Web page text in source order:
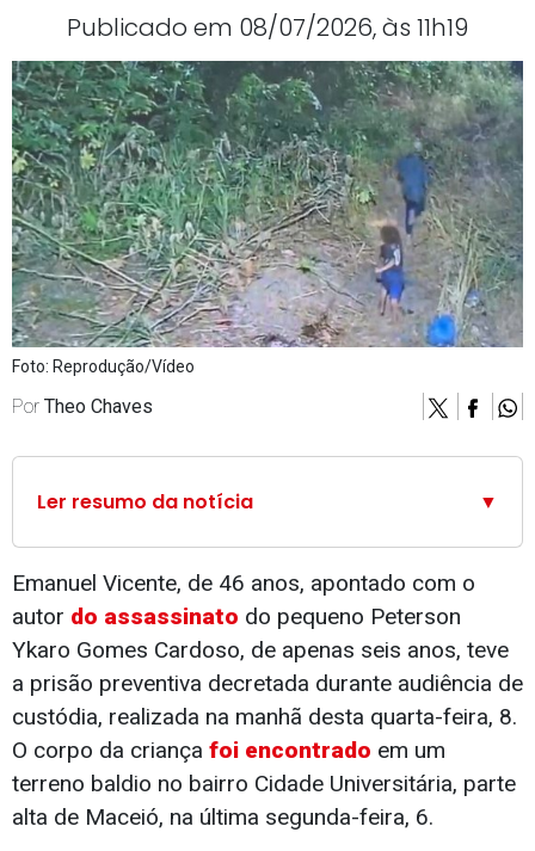
Publicado em 08/07/2026, às 11h19
Foto: Reprodução/Vídeo
Por Theo Chaves
Ler resumo da notícia ▼
Emanuel Vicente, de 46 anos, apontado com o
autor do assassinato do pequeno Peterson
Ykaro Gomes Cardoso, de apenas seis anos, teve
a prisão preventiva decretada durante audiência de
custódia, realizada na manhã desta quarta-feira, 8.
O corpo da criança foi encontrado em um
terreno baldio no bairro Cidade Universitária, parte
alta de Maceió, na última segunda-feira, 6.